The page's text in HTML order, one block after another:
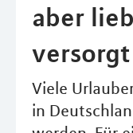
aber
versorgt
Viele
in